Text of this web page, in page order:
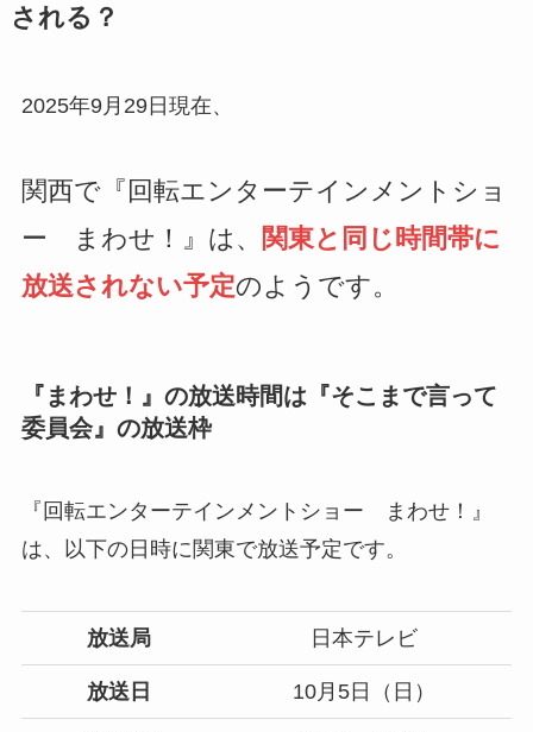
される？
2025年9月29日現在、
関西で『回転エンターテインメントショ
ー まわせ！』は、
関東と同じ時間帯に
放送されない予定のようです。
『まわせ！』の放送時間は『そこまで言って
委員会』の放送枠
『回転エンターテインメントショー まわせ！』
は、以下の日時に関東で放送予定です。
放送局 日本テレビ
放送日 10月5日（日）